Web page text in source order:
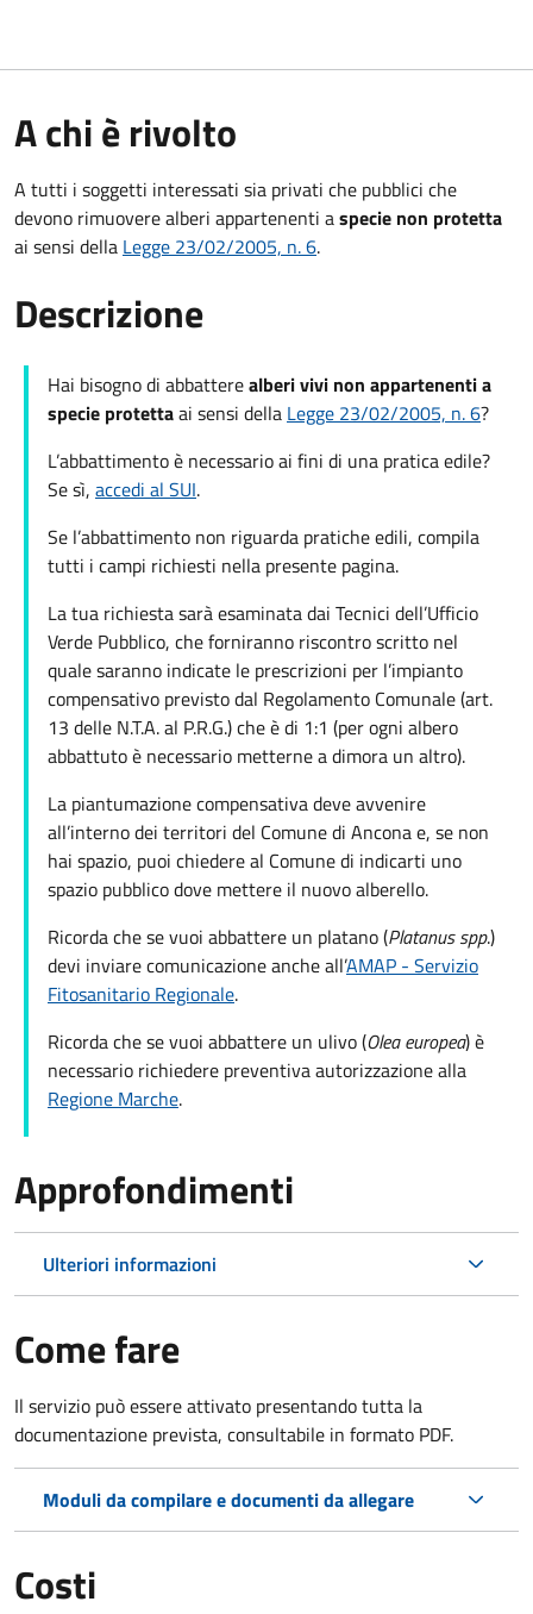
A chi è rivolto
A tutti i soggetti interessati sia privati che pubblici che
devono rimuovere alberi appartenenti aspecie non protetta
ai sensi della Legge 23/02/2005, n. 6.
Descrizione
Hai bisogno di abbatterealberi vivi non appartenenti a
specie protettaai sensi della Legge 23/02/2005, n. 6?
L’abbattimento è necessario ai fini di una pratica edile?
Se sì, accedi al SUI.
Se l’abbattimento non riguarda pratiche edili, compila
tutti i campi richiesti nella presente pagina.
La tua richiesta sarà esaminata dai Tecnici dell’Ufficio
Verde Pubblico, che forniranno riscontro scritto nel
quale saranno indicate le prescrizioni per l’impianto
compensativo previsto dal Regolamento Comunale (art.
13 delle N.T.A. al P.R.G.) che è di 1:1 (per ogni albero
abbattuto è necessario metterne a dimora un altro).
La piantumazione compensativa deve avvenire
all’interno dei territori del Comune di Ancona e, se non
hai spazio, puoi chiedere al Comune di indicarti uno
spazio pubblico dove mettere il nuovo alberello.
Ricorda che se vuoi abbattere un platano (Platanus spp.)
devi inviare comunicazione anche all’AMAP - Servizio
Fitosanitario Regionale.
Ricorda che se vuoi abbattere un ulivo (Olea europea) è
necessario richiedere preventiva autorizzazione alla
Regione Marche.
Approfondimenti
Ulteriori informazioni
Come fare
Il servizio può essere attivato presentando tutta la
documentazione prevista, consultabile in formato PDF.
Moduli da compilare e documenti da allegare
Costi